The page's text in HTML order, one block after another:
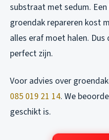
substraat met sedum.
groendak repareren kost
alles eraf moet halen.
perfect zijn.
Voor advies over
085 019 21 14. We
geschikt is.